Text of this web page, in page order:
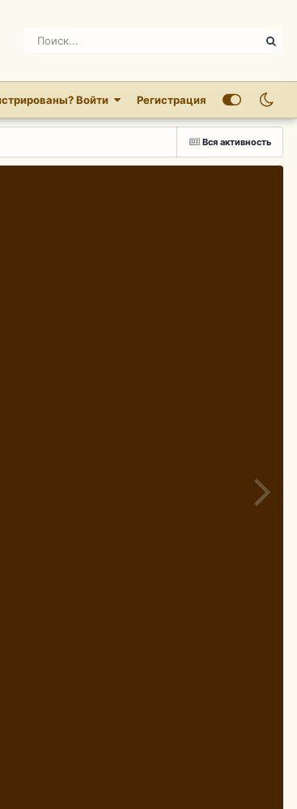
Войти Регистрация
Вся активность